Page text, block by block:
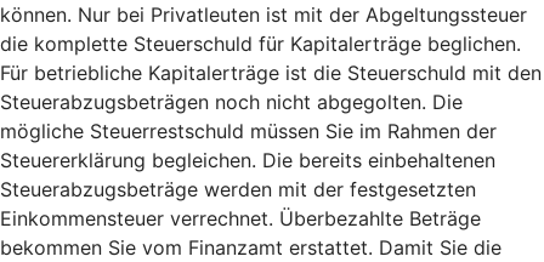
können. Nur bei Privatleuten ist mit der Abgeltungssteuer
die komplette Steuerschuld für Kapitalerträge beglichen.
Für betriebliche Kapitalerträge ist die Steuerschuld mit den
Steuerabzugsbeträgen noch nicht abgegolten. Die
mögliche Steuerrestschuld müssen Sie im Rahmen der
Steuererklärung begleichen. Die bereits einbehaltenen
Steuerabzugsbeträge werden mit der festgesetzten
Einkommensteuer verrechnet. Überbezahlte Beträge
bekommen Sie vom Finanzamt erstattet. Damit Sie die